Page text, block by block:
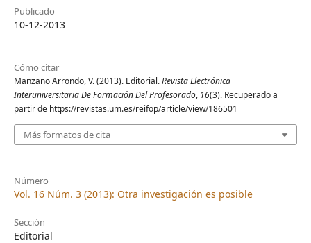
Publicado
10-12-2013
Cómo citar
Manzano Arrondo, V. (2013). Editorial.Revista Electrónica
Interuniversitaria De Formación Del Profesorado, 16(3). Recuperado a
partir de https://revistas.um.es/reifop/article/view/186501
Más formatos de cita
Número
Vol. 16 Núm. 3 (2013): Otra investigación es posible
Sección
Editorial